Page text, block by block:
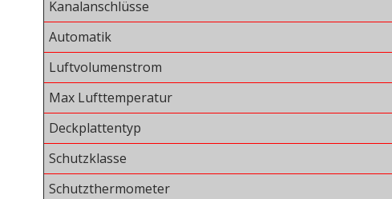
Kanalanschlüsse
Automatik
Luftvolumenstrom
Max Lufttemperatur
Deckplattentyp
Schutzklasse
Schutzthermometer